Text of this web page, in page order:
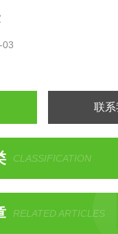
03
联系
CLASSIFICATION
RELATED ARTICLES